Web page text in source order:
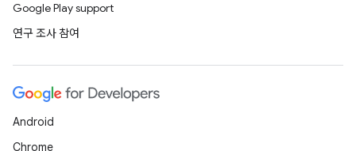
Google Play support
연구 조사 참여
Android
Chrome